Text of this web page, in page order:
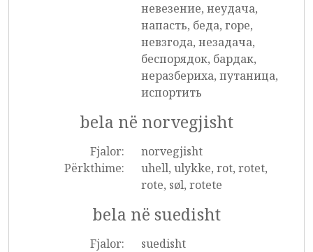
невезение, неудача,
напасть, беда, горе,
невзгода, незадача,
беспорядок, бардак,
неразбериха, путаница,
испортить
bela në norvegjisht
Fjalor:
norvegjisht
Përkthime:
uhell, ulykke, rot, rotet,
rote, søl, rotete
bela në suedisht
Fjalor:
suedisht